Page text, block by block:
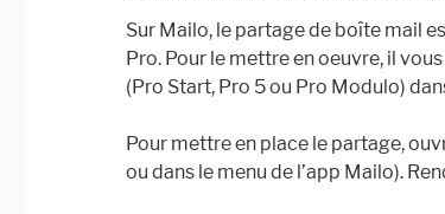
Sur Mailo, le partage de boîte mail
Pro. Pour le mettre en oeuvre, il
(Pro Start, Pro 5 ou Pro Modulo)
Pour mettre en place le partage,
ou dans le menu de l’app Mailo).